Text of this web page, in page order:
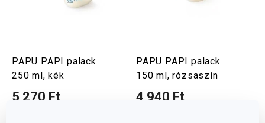
PAPU PAPI palack
250 ml, kék
5 270 Ft
PAPU PAPI palack
150 ml, rózsaszín
4 940 Ft